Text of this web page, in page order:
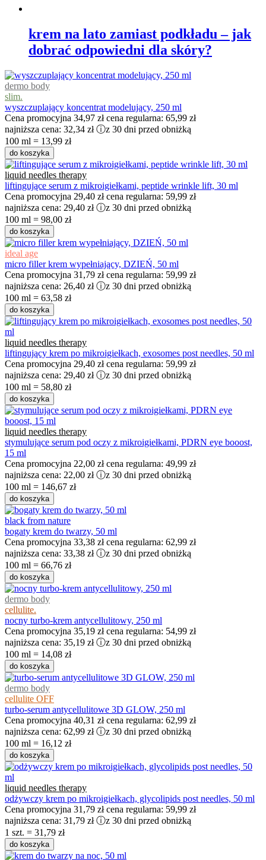
krem na lato zamiast podkładu – jak
dobrać odpowiedni dla skóry?
dermo body
slim.
wyszczuplający koncentrat modelujący, 250 ml
Cena promocyjna 34,97 zł cena regularna: 65,99 zł
najniższa cena: 32,34 zł ⓘz 30 dni przed obniżką
100 ml = 13,99 zł
do koszyka
liquid needles therapy
liftingujące serum z mikroigiełkami, peptide wrinkle lift, 30 ml
Cena promocyjna 29,40 zł cena regularna: 59,99 zł
najniższa cena: 29,40 zł ⓘz 30 dni przed obniżką
100 ml = 98,00 zł
do koszyka
ideal age
micro filler krem wypełniający, DZIEŃ, 50 ml
Cena promocyjna 31,79 zł cena regularna: 59,99 zł
najniższa cena: 26,40 zł ⓘz 30 dni przed obniżką
100 ml = 63,58 zł
do koszyka
liquid needles therapy
liftingujący krem po mikroigiełkach, exosomes post needles, 50 ml
Cena promocyjna 29,40 zł cena regularna: 59,99 zł
najniższa cena: 29,40 zł ⓘz 30 dni przed obniżką
100 ml = 58,80 zł
do koszyka
liquid needles therapy
stymulujące serum pod oczy z mikroigiełkami, PDRN eye booost,
15 ml
Cena promocyjna 22,00 zł cena regularna: 49,99 zł
najniższa cena: 22,00 zł ⓘz 30 dni przed obniżką
100 ml = 146,67 zł
do koszyka
black from nature
bogaty krem do twarzy, 50 ml
Cena promocyjna 33,38 zł cena regularna: 62,99 zł
najniższa cena: 33,38 zł ⓘz 30 dni przed obniżką
100 ml = 66,76 zł
do koszyka
dermo body
cellulite.
nocny turbo-krem antycellulitowy, 250 ml
Cena promocyjna 35,19 zł cena regularna: 54,99 zł
najniższa cena: 35,19 zł ⓘz 30 dni przed obniżką
100 ml = 14,08 zł
do koszyka
dermo body
cellulite OFF
turbo-serum antycellulitowe 3D GLOW, 250 ml
Cena promocyjna 40,31 zł cena regularna: 62,99 zł
najniższa cena: 62,99 zł ⓘz 30 dni przed obniżką
100 ml = 16,12 zł
do koszyka
liquid needles therapy
odżywczy krem po mikroigiełkach, glycolipids post needles, 50 ml
Cena promocyjna 31,79 zł cena regularna: 59,99 zł
najniższa cena: 31,79 zł ⓘz 30 dni przed obniżką
1 szt. = 31,79 zł
do koszyka